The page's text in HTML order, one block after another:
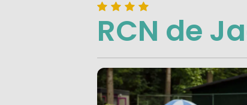
RCN de